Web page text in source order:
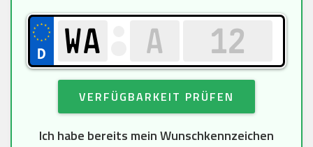
VERFÜGBARKEIT PRÜFEN
Ich habe bereits mein Wunschkennzeichen